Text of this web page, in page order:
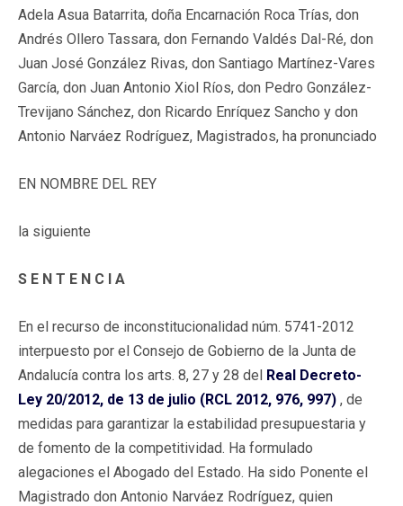
Adela Asua Batarrita, doña Encarnación Roca Trías, don
Andrés Ollero Tassara, don Fernando Valdés Dal-Ré, don
Juan José González Rivas, don Santiago Martínez-Vares
García, don Juan Antonio Xiol Ríos, don Pedro González-
Trevijano Sánchez, don Ricardo Enríquez Sancho y don
Antonio Narváez Rodríguez, Magistrados, ha pronunciado
EN NOMBRE DEL REY
la siguiente
S E N T E N C I A
En el recurso de inconstitucionalidad núm. 5741-2012
interpuesto por el Consejo de Gobierno de la Junta de
Andalucía contra los arts. 8, 27 y 28 del Real Decreto-
Ley 20/2012, de 13 de julio (RCL 2012, 976, 997) , de
medidas para garantizar la estabilidad presupuestaria y
de fomento de la competitividad. Ha formulado
alegaciones el Abogado del Estado. Ha sido Ponente el
Magistrado don Antonio Narváez Rodríguez, quien